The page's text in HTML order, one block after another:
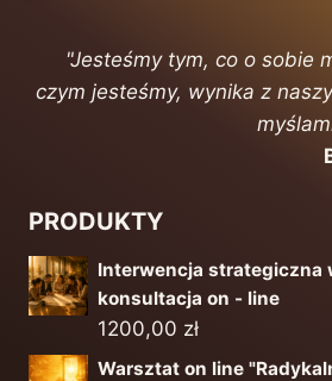
"Jesteśmy tym, co o sobie
czym jesteśmy, wynika z
PRODUKTY
Interwencja strategiczna
konsultacja on - line
1200,00 zł
Warsztat on line